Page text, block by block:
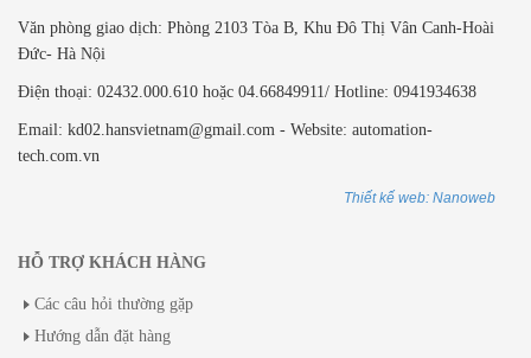
Văn phòng giao dịch: ​Phòng 2103 Tòa B, Khu Đô Thị Vân Canh-Hoài
Đức- Hà Nội
Điện thoại: 02432.000.610 hoặc 04.66849911/ Hotline: 0941934638
Email: kd02.hansvietnam@gmail.com - Website: automation-
tech.com.vn
Thiết kế web: Nanoweb
HỖ TRỢ KHÁCH HÀNG
Các câu hỏi thường gặp
Hướng dẫn đặt hàng